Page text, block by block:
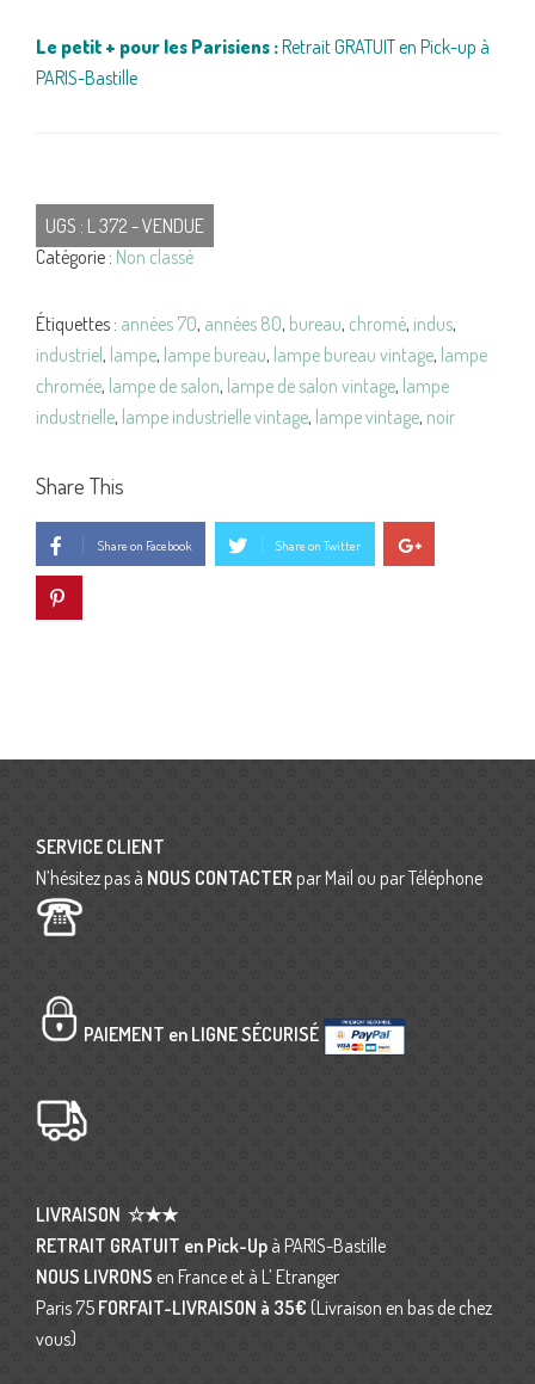
Le petit + pour les Parisiens :Retrait GRATUIT en Pick-up à
PARIS-Bastille
UGS : L 372 - VENDUE
Catégorie : Non classé
Étiquettes : années 70, années 80, bureau, chromé, indus,
industriel, lampe, lampe bureau, lampe bureau vintage, lampe
chromée, lampe de salon, lampe de salon vintage, lampe
industrielle, lampe industrielle vintage, lampe vintage, noir
Share This
Share on Facebook Share on Twitter
SERVICE CLIENT
N’hésitez pas à NOUS CONTACTER par Mail ou par Téléphone
PAIEMENT en LIGNE SÉCURISÉ
LIVRAISON ☆★★
RETRAIT GRATUIT en Pick-Up à PARIS-Bastille
NOUS LIVRONS en France et à L’ Etranger
Paris 75 FORFAIT-LIVRAISON à 35€ (Livraison en bas de chez
vous)